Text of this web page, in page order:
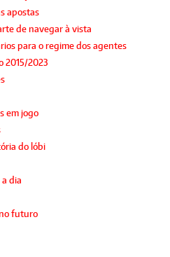
apostas
de navegar à vista
para o regime dos agentes
2015/2023
em jogo
do lóbi
dia
futuro